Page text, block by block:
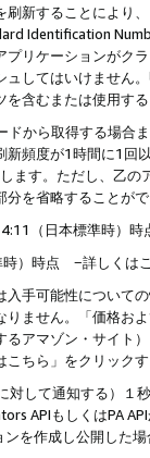
新することにより
Identification
リケーションがク
してはいけません
含むまたは使用す
から取得する場合
頻度が1時間に1
ます。ただし、乙
を省略することが
（日本標準時）
時）時点 −詳しくは
手可能性について
ません。「価格
アマゾン・サイト
ちら」をクリック
して通知する）
APIもしくはPA
を作成し公開した